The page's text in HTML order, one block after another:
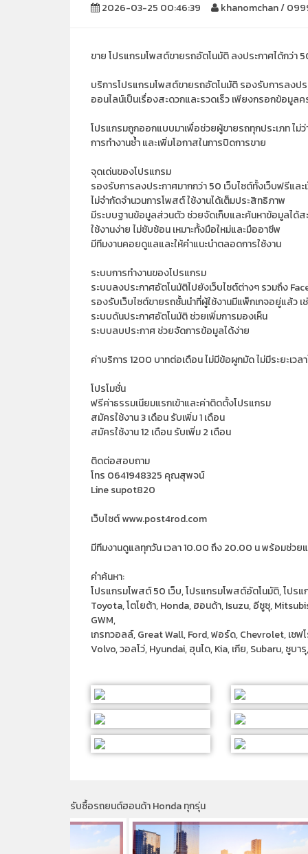
2026-03-25 00:46:39 khanomchan /
ขาย โปรแกรมโพสต์ขายรถอัตโนมัติ ลงประกาศได้กว่า
บริการโปรแกรมโพสต์ขายรถอัตโนมัติ รองรับการลงปร
ออนไลน์เป็นเรื่องสะดวกและรวดเร็ว เพียงกรอกข้อมูล
โปรแกรมถูกออกแบบมาเพื่อช่วยผู้ขายรถทุกประเภท ไม่
การทำงานซ้ำ และเพิ่มโอกาสในการปิดการขาย
จุดเด่นของโปรแกรม
รองรับการลงประกาศมากกว่า 50 เว็บไซต์ทั้งเว็บฟรีแล
ไม่จำกัดจำนวนการโพสต์ ใช้งานได้เต็มประสิทธิภาพ
มีระบบฐานข้อมูลส่วนตัว ช่วยจัดเก็บและค้นหาข้อมูลได้ส
ใช้งานง่าย ไม่ซับซ้อน เหมาะทั้งมือใหม่และมืออาชีพ
มีทีมงานคอยดูแลและให้คำแนะนำตลอดการใช้งาน
ระบบการทำงานของโปรแกรม
ระบบลงประกาศอัตโนมัติไปยังเว็บไซต์ต่างๆ รวมถึง
รองรับเว็บไซต์ขายรถชั้นนำที่ผู้ใช้งานมีแพ็กเกจอยู่แล้ว เ
ระบบดันประกาศอัตโนมัติ ช่วยเพิ่มการมองเห็น
ระบบลบประกาศ ช่วยจัดการข้อมูลได้ง่าย
ค่าบริการ 1200 บาทต่อเดือน ไม่มีข้อผูกมัด ไม่มีระยะเวล
โปรโมชั่น
ฟรีค่าธรรมเนียมแรกเข้าและค่าติดตั้งโปรแกรม
สมัครใช้งาน 3 เดือน รับเพิ่ม 1 เดือน
สมัครใช้งาน 12 เดือน รับเพิ่ม 2 เดือน
ติดต่อสอบถาม
โทร 0641948325 คุณสุพจน์
Line supot820
เว็บไซต์ www.post4rod.com
มีทีมงานดูแลทุกวัน เวลา 10.00 ถึง 20.00 น พร้อมช่วย
คำค้นหา:
โปรแกรมโพสต์ 50 เว็บ, โปรแกรมโพสต์อัตโนมัติ, โปร
Toyota, โตโยต้า, Honda, ฮอนด้า, Isuzu, อีซูซุ,
GWM,
เกรทวอลล์, Great Wall, Ford, ฟอร์ด, Chevrolet, เชฟ
Volvo, วอลโว่, Hyundai, ฮุนได, Kia, เกีย, Subaru, ซูบ
รับซื้อรถยนต์ฮอนด้า Honda ทุกรุ่น